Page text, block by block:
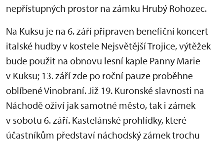
nepřístupných prostor na zámku Hrubý Rohozec.
Na Kuksu je na 6. září připraven benefiční koncert
italské hudby v kostele Nejsvětější Trojice, výtěžek
bude použit na obnovu lesní kaple Panny Marie
v Kuksu; 13. září zde po roční pauze proběhne
oblíbené Vinobraní. Již 19. Kuronské slavnosti na
Náchodě oživí jak samotné město, tak i zámek
v sobotu 6. září. Kastelánské prohlídky, které
účastníkům představí náchodský zámek trochu